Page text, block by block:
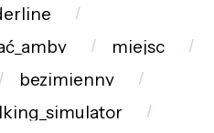
miejsc
bezimienny